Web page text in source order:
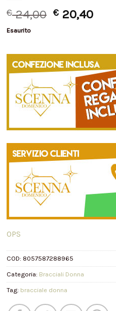
€24,00 € 20,40
Esaurito
OPS
COD: 8057587288965
Categoria: Bracciali Donna
Tag: bracciale donna